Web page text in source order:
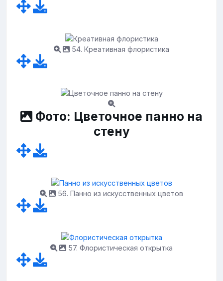
54. Креативная флористика
Фото: Цветочное панно на
стену
56. Панно из искусственных цветов
57. Флористическая открытка